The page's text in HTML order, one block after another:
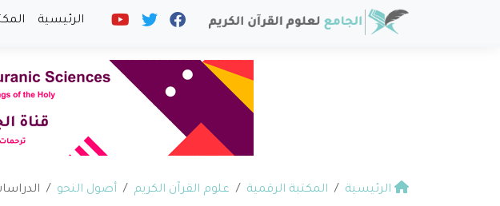
الرئيسية
الرئيسية المكتبة الرقمية علوم القرآن الكريم أصول النحو